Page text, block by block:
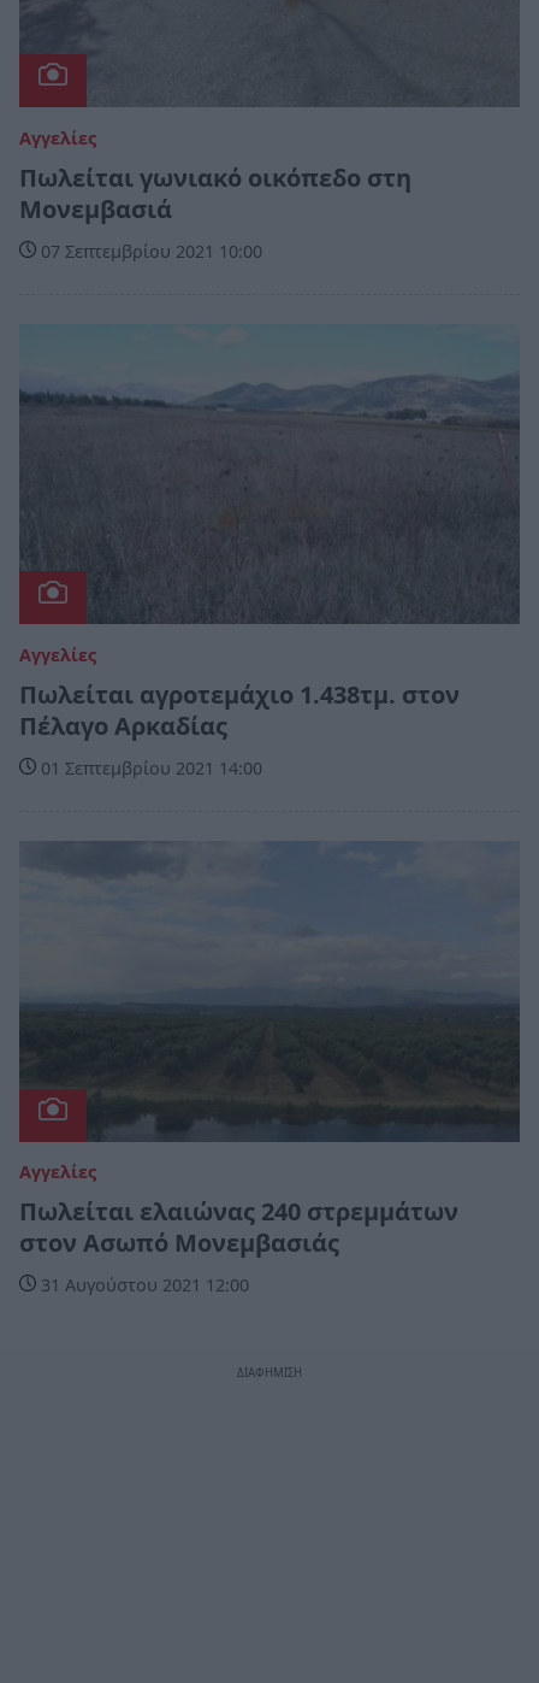
Αγγελίες
Πωλείται γωνιακό οικόπεδο στη
Μονεμβασιά
07 Σεπτεμβρίου 2021 10:00
Αγγελίες
Πωλείται αγροτεμάχιο 1.438τμ. στον
Πέλαγο Αρκαδίας
01 Σεπτεμβρίου 2021 14:00
Αγγελίες
Πωλείται ελαιώνας 240 στρεμμάτων
στον Ασωπό Μονεμβασιάς
31 Αυγούστου 2021 12:00